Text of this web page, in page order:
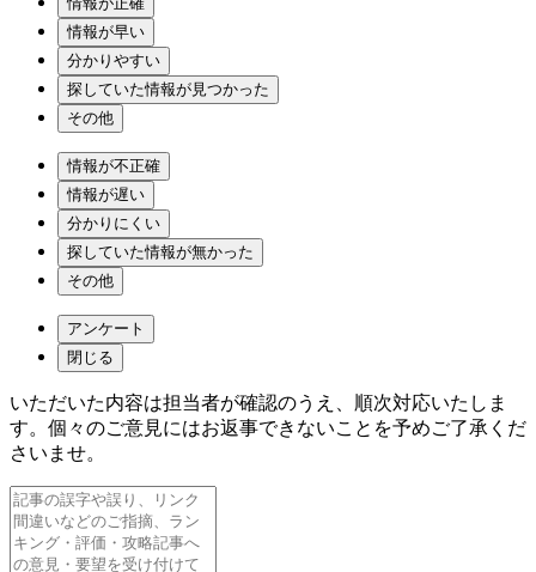
情報が早い
分かりやすい
探していた情報が見つかった
その他
情報が不正確
情報が遅い
分かりにくい
探していた情報が無かった
その他
アンケート
閉じる
いただいた内容は担当者が確認のうえ、順次対応いたしま
す。個々のご意見にはお返事できないことを予めご了承くだ
さいませ。